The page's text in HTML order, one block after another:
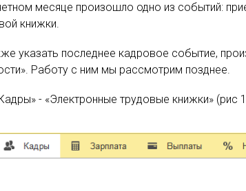
месяце произошло одно из событий:
книжки.
указать последнее кадровое событие,
Работу с ним мы рассмотрим позднее.
- «Электронные трудовые книжки» (рис